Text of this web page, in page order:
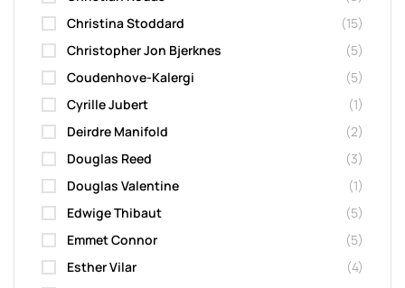
Christina Stoddard
(15)
Christopher Jon Bjerknes
(5)
Coudenhove-Kalergi
(5)
Cyrille Jubert
(1)
Deirdre Manifold
(2)
Douglas Reed
(3)
Douglas Valentine
(1)
Edwige Thibaut
(5)
Emmet Connor
(5)
Esther Vilar
(4)